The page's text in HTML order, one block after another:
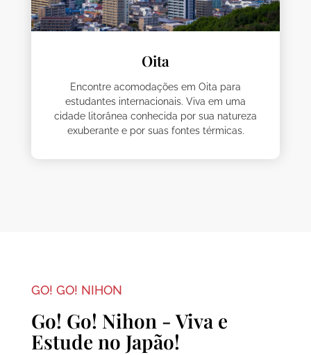
Oita
Encontre acomodações em Oita para
estudantes internacionais. Viva em uma
cidade litorânea conhecida por sua natureza
exuberante e por suas fontes térmicas.
GO! GO! NIHON
Go! Go! Nihon - Viva e
Estude no Japão!